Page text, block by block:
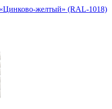
желтый» (RAL-1018)